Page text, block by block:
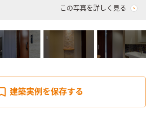
この写真を詳しく見る
建築実例を保存する